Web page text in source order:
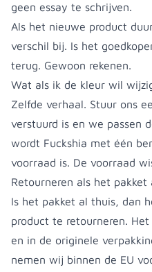
geen essay te schrijven.
Als het nieuwe product
verschil bij. Is het
terug. Gewoon rekenen.
Wat als ik de kleur wil
Zelfde verhaal. Stuur ons
verstuurd is en we passen
wordt Fuckshia met één
voorraad is. De voorraad
Retourneren als het pakket
Is het pakket al thuis, dan
product te retourneren.
en in de originele
nemen wij binnen de EU